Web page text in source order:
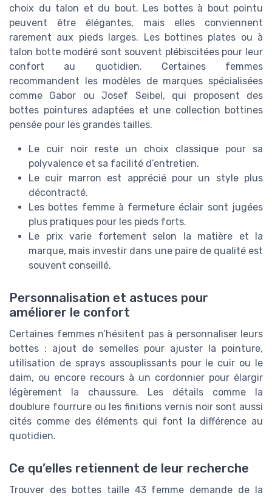
choix du talon et du bout. Les bottes à bout pointu
peuvent être élégantes, mais elles conviennent
rarement aux pieds larges. Les bottines plates ou à
talon botte modéré sont souvent plébiscitées pour leur
confort au quotidien. Certaines femmes
recommandent les modèles de marques spécialisées
comme Gabor ou Josef Seibel, qui proposent des
bottes pointures adaptées et une collection bottines
pensée pour les grandes tailles.
Le cuir noir reste un choix classique pour sa
polyvalence et sa facilité d’entretien.
Le cuir marron est apprécié pour un style plus
décontracté.
Les bottes femme à fermeture éclair sont jugées
plus pratiques pour les pieds forts.
Le prix varie fortement selon la matière et la
marque, mais investir dans une paire de qualité est
souvent conseillé.
Personnalisation et astuces pour
améliorer le confort
Certaines femmes n’hésitent pas à personnaliser leurs
bottes : ajout de semelles pour ajuster la pointure,
utilisation de sprays assouplissants pour le cuir ou le
daim, ou encore recours à un cordonnier pour élargir
légèrement la chaussure. Les détails comme la
doublure fourrure ou les finitions vernis noir sont aussi
cités comme des éléments qui font la différence au
quotidien.
Ce qu’elles retiennent de leur recherche
Trouver des bottes taille 43 femme demande de la